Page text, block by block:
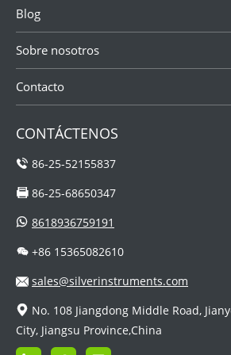
caudalímetros
Blog
Sobre nosotros
Contacto
CONTÁCTENOS
86-25-52155837
86-25-68650347
8618936759191
+86 15365082610
sales@silverinstruments.com
No. 108 Jiangdong Middle Road,
City, Jiangsu Province,China